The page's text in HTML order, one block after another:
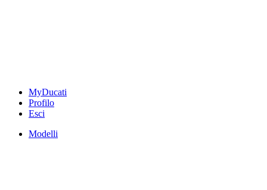
MyDucati
Profilo
Esci
Modelli